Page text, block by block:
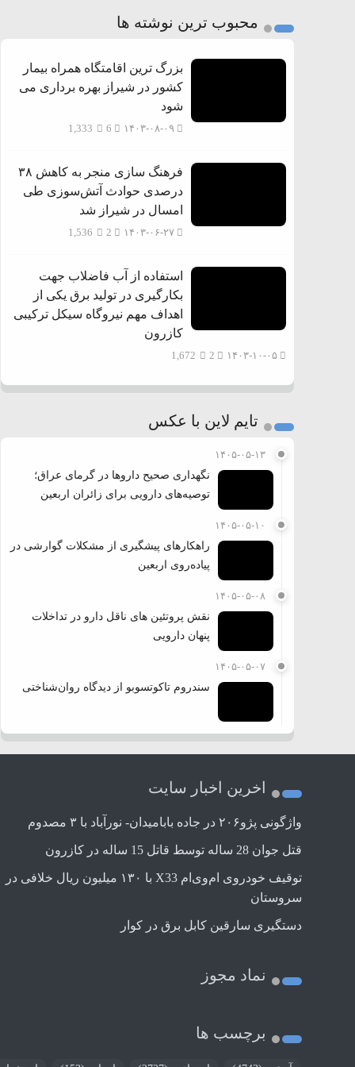
3
محبوب ترین نوشته ها
بزرگ ترین اقامتگاه همراه بیمار
کشور در شیراز بهره برداری می
شود
۱۴۰۳-۰۸-۰۹ 1,333
فرهنگ سازی منجر به کاهش ۳۸
درصدی حوادث آتش‌سوزی طی
امسال در شیراز شد
۱۴۰۳-۰۶-۲۷ 1,536
استفاده از آب فاضلاب جهت
بکارگیری در تولید برق یکی از
اهداف مهم نیروگاه سیکل ترکیبی
کازرون
۱۴۰۳-۱۰-۰۵ 1,672
تایم لاین با عکس
۱۴۰۵-۰۵-۱۳
نگهداری صحیح داروها در گرمای عراق؛
توصیه‌های دارویی برای زائران اربعین
۱۴۰۵-۰۵-۱۰
راهکارهای پیشگیری از مشکلات گوارشی در
پیاده‌روی اربعین
۱۴۰۵-۰۵-۰۸
نقش پروتئین های ناقل دارو در تداخلات
پنهان دارویی
۱۴۰۵-۰۵-۰۷
سندروم تاکوتسوبو از دیدگاه روان‌شناختی
اخرین اخبار سایت
واژگونی پژو۲۰۶ در جاده بابامیدان- نورآباد با ۳ مصدوم
قتل جوان 28 ساله توسط قاتل 15 ساله در کازرون
توقیف خودروی ام‌وی‌ام X33 با ۱۳۰ میلیون ریال خلافی در
سروستان
دستگیری سارقین کابل برق در کوار
نماد مجوز
برچسب ها